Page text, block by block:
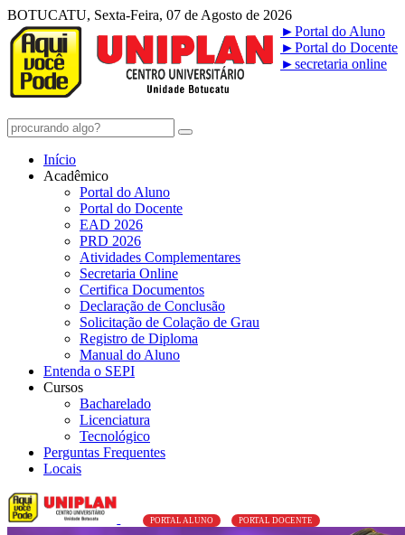
BOTUCATU, Sexta-Feira, 07 de Agosto de 2026
►Portal do Aluno
►Portal do Docente
►secretaria online
Início
Acadêmico
Portal do Aluno
Portal do Docente
EAD 2026
PRD 2026
Atividades Complementares
Secretaria Online
Certifica Documentos
Declaração de Conclusão
Solicitação de Colação de Grau
Registro de Diploma
Manual do Aluno
Entenda o SEPI
Cursos
Bacharelado
Licenciatura
Tecnológico
Perguntas Frequentes
Locais
PORTAL ALUNO PORTAL DOCENTE